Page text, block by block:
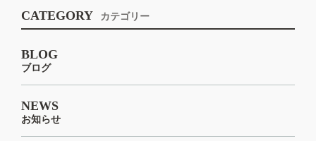
CATEGORY カテゴリー
BLOG
ブログ
NEWS
お知らせ